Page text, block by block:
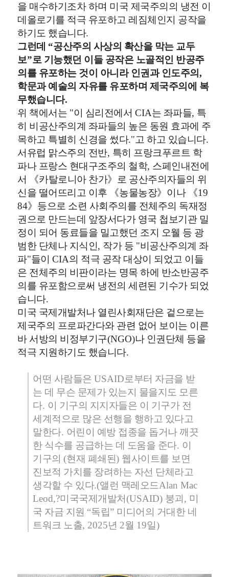
을 매수하기조차 하며 미국 제국주의의 냉전 이
데올로기를 적극 유포하고 레짐체인지 공작을
하기도 했습니다.
그런데 “공산주의 사상의 확산을 막는 교두
보”로 기능했던 이들 공작은 노골적인 반공주
의를 유포하는 것이 아니라 인권과 인도주의,
학문과 예술의 자유를 유포하며 제국주의에 복
무했습니다.
위 책에서는 "이 심리전에서 CIA는 좌파들, 특
히 비공산주의계 좌파들의 높은 동원 효과에 주
목하고 특별히 신경을 썼다."고 하고 있습니다.
서유럽 맑스주의 전반, 특히 프랑크푸르트 학
파나 프랑스 현대구조주의 철학, 스페인내전에
서
《카탈로니아 찬가》 로 공산주의자들의 위
신을 떨어뜨리고 이후
《농물농장》 이나 《19
84》 등으로 소련 사회주의를 전체주의 독재정
권으로 만드는데 앞장서다가 영국 첩보기관 밀
정이 되어 동료들을 밀고했던 조지 오웰 등 광
범한 단체나 지식인, 작가 등 "비공산주의계 좌
파"들이CIA의 적극 공작 대상이 되었고 이들
은 전체주의 비판이라는 명목 하에 반소반공주
의를 유포함으로써 냉전의 세련된 기수가 되었
습니다.
미국 국제개발처나 열린사회재단은 겉으로는
제국주의 프로파간다와 관련 없어 보이는 이른
바 서방의 비정부기구(NGO)나 인권단체 등을
적극 지원하기도 했습니다.
어떤 사람들은USAID로부터 자금을 받
는 데 무슨 문제가 있는지 물을지도 모른
다. 이 기구의 지지자들은 이 기구가 전
세계적으로 많은 선행을 행하고 있다고
말한다. 어린이 예방 접종을 돕거나 깨끗
한 식수를 공급하는 데 도움을 준다. 이
기구의 (현재 폐쇄된) 웹사이트를 보면
진보적 가치를 장려하는 자선 단체라고
생각할 수 있다.(앨런 맥레오드Alan Mac
Leod,?미국국제개발처 (USAID) 붕괴 , 미
국 자금 지원 “독립” 미디어의 거대한 네
트워크 노출, 2025년 2월 19일)